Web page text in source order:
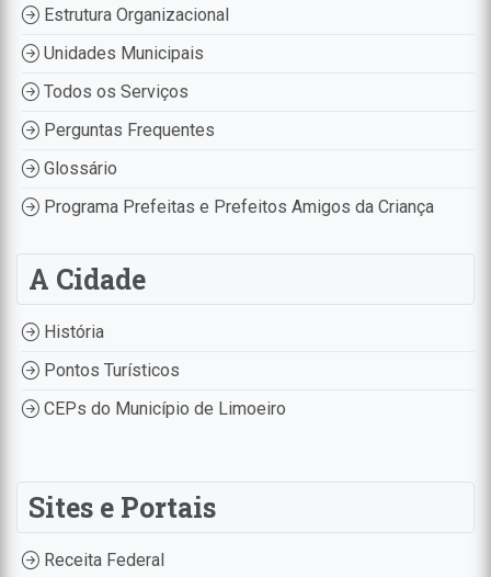
Estrutura Organizacional
Unidades Municipais
Todos os Serviços
Perguntas Frequentes
Glossário
Programa Prefeitas e Prefeitos Amigos da Criança
A Cidade
História
Pontos Turísticos
CEPs do Município de Limoeiro
Sites e Portais
Receita Federal